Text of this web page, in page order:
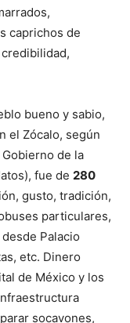
caprichos de
bueno y sabio,
el Zócalo, según
de la
fue de 280
gusto, tradición,
particulares,
Palacio
etc. Dinero
de México y los
socavones,